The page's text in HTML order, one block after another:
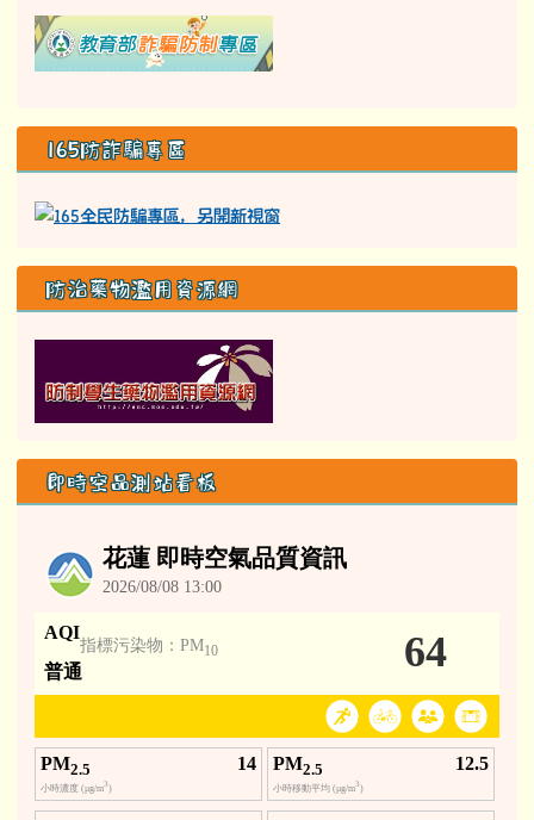
165防詐騙專區
防治藥物濫用資源網
即時空品測站看板